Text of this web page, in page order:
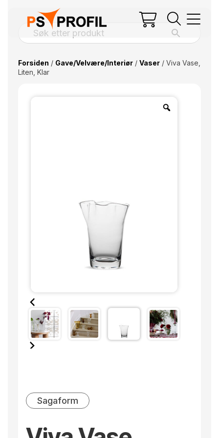
Forsiden / Gave/Velvære/Interiør/ Vaser/ Viva Vase,
Liten, Klar
Sagaform